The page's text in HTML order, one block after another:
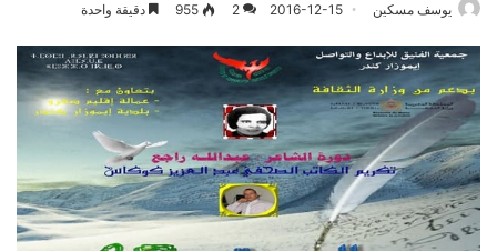
يوسف مسكين 2016-12-15
2
955 دقيقة واحدة